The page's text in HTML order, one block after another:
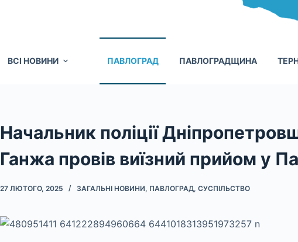
ВСІ НОВИНИ ПАВЛОГРАД ПАВЛОГРАДЩИНА
Начальник поліції
Ганжа провів виїзний прийом у
27 ЛЮТОГО, 2025 ЗАГАЛЬНІ НОВИНИ, ПАВЛОГРАД, СУСПІЛЬСТВО